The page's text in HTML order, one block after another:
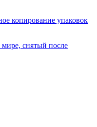
копирование упаковок
снятый после